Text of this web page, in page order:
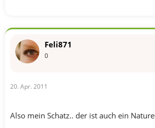
Feli871
0
20. Apr. 2011
Also mein Schatz.. der ist auch ein